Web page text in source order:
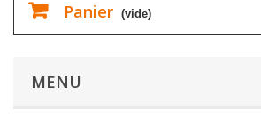
Panier (vide)
MENU